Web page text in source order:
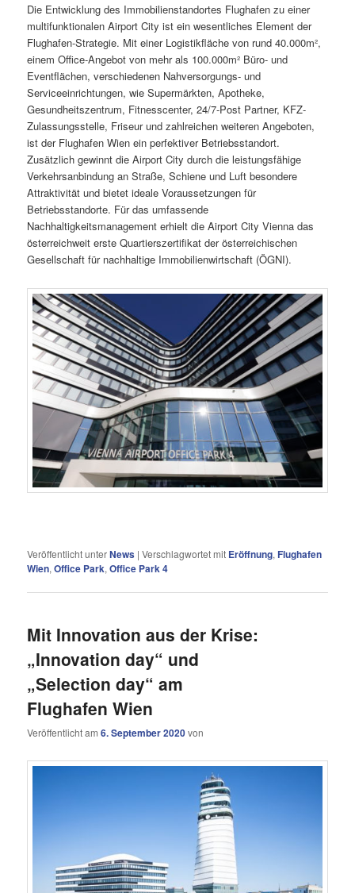
Die Entwicklung des Immobilienstandortes Flughafen zu einer
multifunktionalen Airport City ist ein wesentliches Element der
Flughafen-Strategie. Mit einer Logistikfläche von rund 40.000m²,
einem Office-Angebot von mehr als 100.000m² Büro- und
Eventflächen, verschiedenen Nahversorgungs- und
Serviceeinrichtungen, wie Supermärkten, Apotheke,
Gesundheitszentrum, Fitnesscenter, 24/7-Post Partner, KFZ-
Zulassungsstelle, Friseur und zahlreichen weiteren Angeboten,
ist der Flughafen Wien ein perfektiver Betriebsstandort.
Zusätzlich gewinnt die Airport City durch die leistungsfähige
Verkehrsanbindung an Straße, Schiene und Luft besondere
Attraktivität und bietet ideale Voraussetzungen für
Betriebsstandorte. Für das umfassende
Nachhaltigkeitsmanagement erhielt die Airport City Vienna das
österreichweit erste Quartierszertifikat der österreichischen
Gesellschaft für nachhaltige Immobilienwirtschaft (ÖGNI).
Veröffentlicht unterNews |Verschlagwortet mit Eröffnung,Flughafen
Wien,Office Park,Office Park 4
Mit Innovation aus der Krise:
„Innovation day“ und
„Selection day“ am
Flughafen Wien
Veröffentlicht am6. September 2020von